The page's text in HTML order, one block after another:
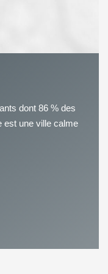
dont 86 % des
est une ville calme